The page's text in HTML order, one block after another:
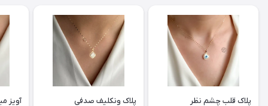
پلاک قلب چشم نظر پلاک ونکلیف صدفی آویز